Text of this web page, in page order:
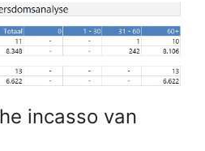
incasso van